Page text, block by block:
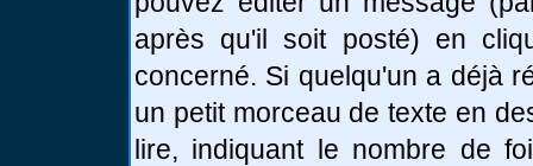
après qu'il soit posté) en
concerné. Si quelqu'un a déjà
un petit morceau de texte en
lire, indiquant le nombre de